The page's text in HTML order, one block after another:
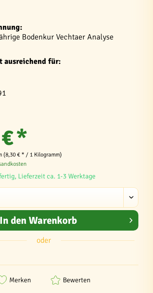
Bodenkur Vechtaer Analyse
ausreichend für:
*
(8,30 € * / 1 Kilogramm)
Lieferzeit ca. 1-3 Werktage
In den Warenkorb
oder
Merken Bewerten